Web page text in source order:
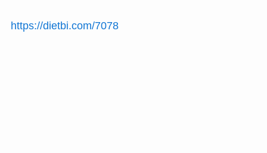
https://dietbi.com/7078